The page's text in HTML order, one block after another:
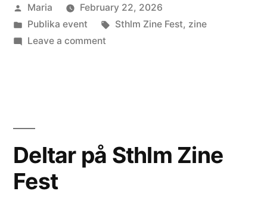
Posted
by
Maria
February 22, 2026
Posted
in
Publika event Tags:
Sthlm Zine Fest, zine
Leave a commenton
Deltar på Sthlm Zine
Fest